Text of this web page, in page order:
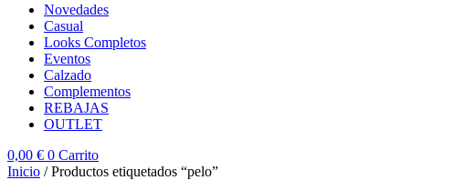
Novedades
Casual
Looks Completos
Eventos
Calzado
Complementos
REBAJAS
OUTLET
0,00 € 0 Carrito
Inicio / Productos etiquetados “pelo”